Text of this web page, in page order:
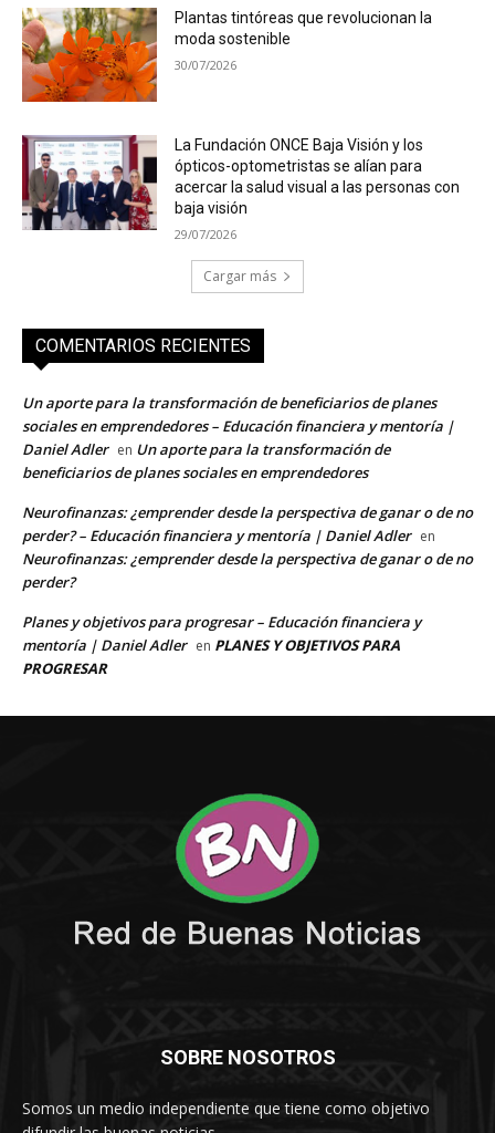
SOBRE NOSOTROS
Somos un medio independiente que tiene como objetivo